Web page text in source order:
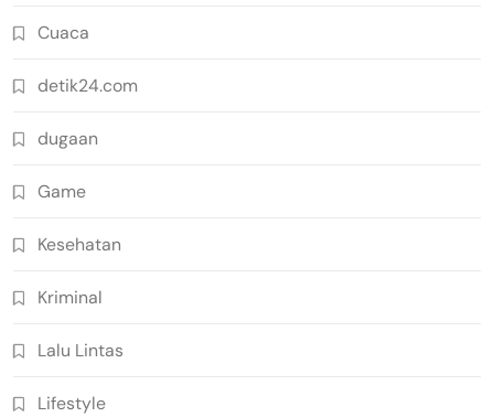
Cuaca
detik24.com
dugaan
Game
Kesehatan
Kriminal
Lalu Lintas
Lifestyle